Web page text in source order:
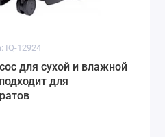
IQ-12924
для сухой и влажной
для